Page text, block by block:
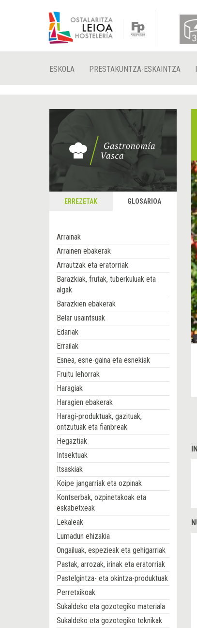
ESKOLA PRESTAKUNTZA-ESKAINTZA
ERREZETAK GLOSARIOA
Arrainak
Arrainen ebakerak
Arrautzak eta eratorriak
Barazkiak, frutak, tuberkuluak eta
algak
Barazkien ebakerak
Belar usaintsuak
Edariak
Errailak
Esnea, esne-gaina eta esnekiak
Fruitu lehorrak
Haragiak
Haragien ebakerak
Haragi-produktuak, gazituak,
ontzutuak eta fianbreak
Hegaztiak
Intsektuak
Itsaskiak
Koipe jangarriak eta ozpinak
Kontserbak, ozpinetakoak eta
eskabetxeak
Lekaleak
Lumadun ehizakia
Ongailuak, espezieak eta gehigarriak
Pastak, arrozak, irinak eta eratorriak
Pastelgintza- eta okintza-produktuak
Perretxikoak
Sukaldeko eta gozotegiko materiala
Sukaldeko eta gozotegiko teknikak